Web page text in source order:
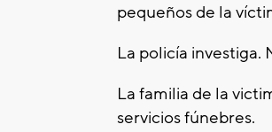
pequeños de la
La policía investiga.
La familia de la
servicios fúnebres.